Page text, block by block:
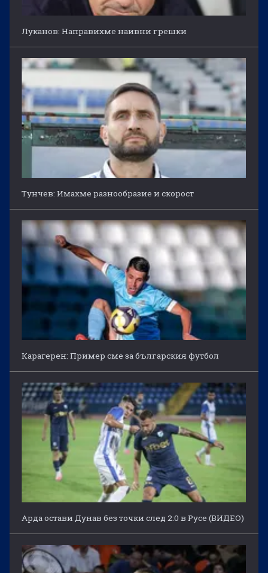
Луканов: Направихме наивни грешки
Тунчев: Имахме разнообразие и скорост
Карагерен: Пример сме за българския футбол
Арда остави Дунав без точки след 2:0 в Русе (ВИДЕО)